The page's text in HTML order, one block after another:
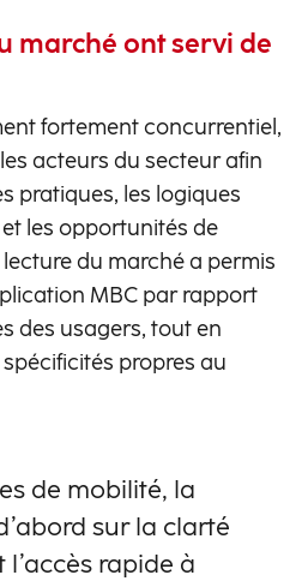
marché ont servi de
fortement concurrentiel,
acteurs du secteur afin
pratiques, les logiques
les opportunités de
du marché a permis
MBC par rapport
des usagers, tout en
propres au
de mobilité, la
sur la clarté
rapide à